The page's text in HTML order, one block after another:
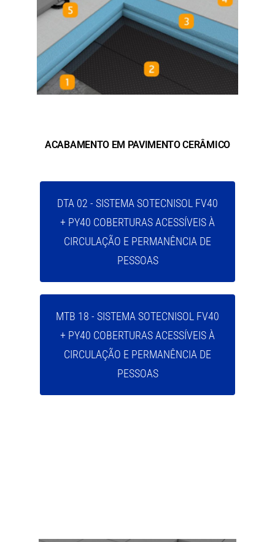
ACABAMENTO EM PAVIMENTO CERÂMICO
DTA 02 - SISTEMA SOTECNISOL FV40
+ PY40 COBERTURAS ACESSÍVEIS À
CIRCULAÇÃO E PERMANÊNCIA DE
PESSOAS
MTB 18 - SISTEMA SOTECNISOL FV40
+ PY40 COBERTURAS ACESSÍVEIS À
CIRCULAÇÃO E PERMANÊNCIA DE
PESSOAS